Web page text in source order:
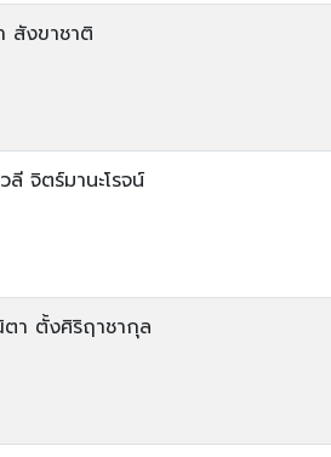
สังขาชาติ
จิตร์มานะโรจน์
ตั้งศิริฤาชากุล